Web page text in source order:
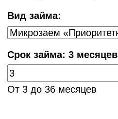
Вид займа:
Срок займа: 3 месяцев
От 3 до 36 месяцев